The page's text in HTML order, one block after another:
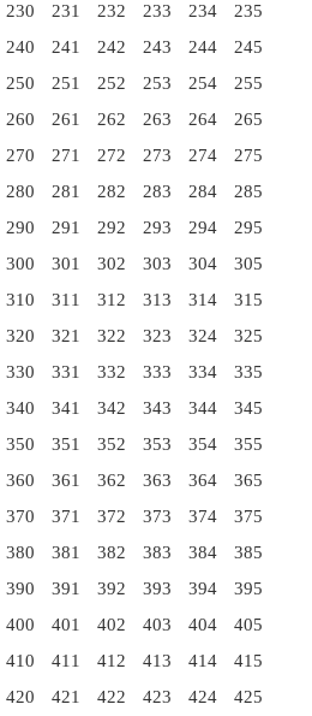
230 231 232 233 234
235
240 241 242 243 244
245
250 251 252 253 254
255
260 261 262 263 264
265
270 271 272 273 274
275
280 281 282 283 284
285
290 291 292 293 294
295
300 301 302 303 304
305
310 311 312 313 314
315
320 321 322 323 324
325
330 331 332 333 334
335
340 341 342 343 344
345
350 351 352 353 354
355
360 361 362 363 364
365
370 371 372 373 374
375
380 381 382 383 384
385
390 391 392 393 394
395
400 401 402 403 404
405
410 411 412 413 414
415
420 421 422 423 424 425